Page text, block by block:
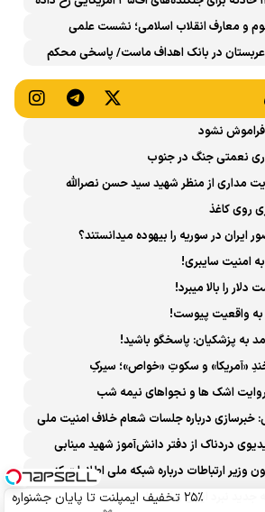
۲۵٪ تخفیف ایمپلنت تا پایان جشنواره
و معارف انقلاب اسلامی؛ نشست علمی
فکری رهبر شهید، امام خامنه‌ای» برگزار
در بانک اهداف ماست/ پاسخی محکم
نشود
نعمتی جنگ در جنوب
مداری از منظر شهید سید حسن نصرالله
روی کاغذ
ایران در سوریه را بیهوده میدانستند؟
امنیت سایبری!
دلار را بالا میبرد!
به واقعیت پیوست!
به پزشکیان: پاسخگو باشید!
«آمریکا» و سکوتِ «خواص»؛ سیرکِ
روایت اشک ها و نجواهای نیمه شب
خبرسازی درباره جلسات شعام خلاف امنیت ملی
دردناک از دفتر دانش‌آموز شهید مینابی
ارتباطات درباره شبکه ملی اطلاعات که
جدید نبرد ایران و آمریکا